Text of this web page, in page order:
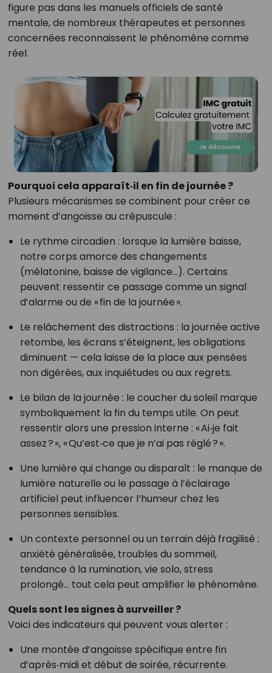
figure pas dans les manuels officiels de santé
mentale, de nombreux thérapeutes et personnes
concernées reconnaissent le phénomène comme
réel.
Pourquoi cela apparaît‑il en fin de journée ?
Plusieurs mécanismes se combinent pour créer ce
moment d’angoisse au crépuscule :
Le rythme circadien : lorsque la lumière baisse,
notre corps amorce des changements
(mélatonine, baisse de vigilance…). Certains
peuvent ressentir ce passage comme un signal
d’alarme ou de « fin de la journée ».
Le relâchement des distractions : la journée active
retombe, les écrans s’éteignent, les obligations
diminuent — cela laisse de la place aux pensées
non digérées, aux inquiétudes ou aux regrets.
Le bilan de la journée : le coucher du soleil marque
symboliquement la fin du temps utile. On peut
ressentir alors une pression interne : « Ai‑je fait
assez ? », « Qu’est‑ce que je n’ai pas réglé ? ».
Une lumière qui change ou disparaît : le manque de
lumière naturelle ou le passage à l’éclairage
artificiel peut influencer l’humeur chez les
personnes sensibles.
Un contexte personnel ou un terrain déjà fragilisé :
anxiété généralisée, troubles du sommeil,
tendance à la rumination, vie solo, stress
prolongé… tout cela peut amplifier le phénomène.
Quels sont les signes à surveiller ?
Voici des indicateurs qui peuvent vous alerter :
Une montée d’angoisse spécifique entre fin
d’après‑midi et début de soirée, récurrente.